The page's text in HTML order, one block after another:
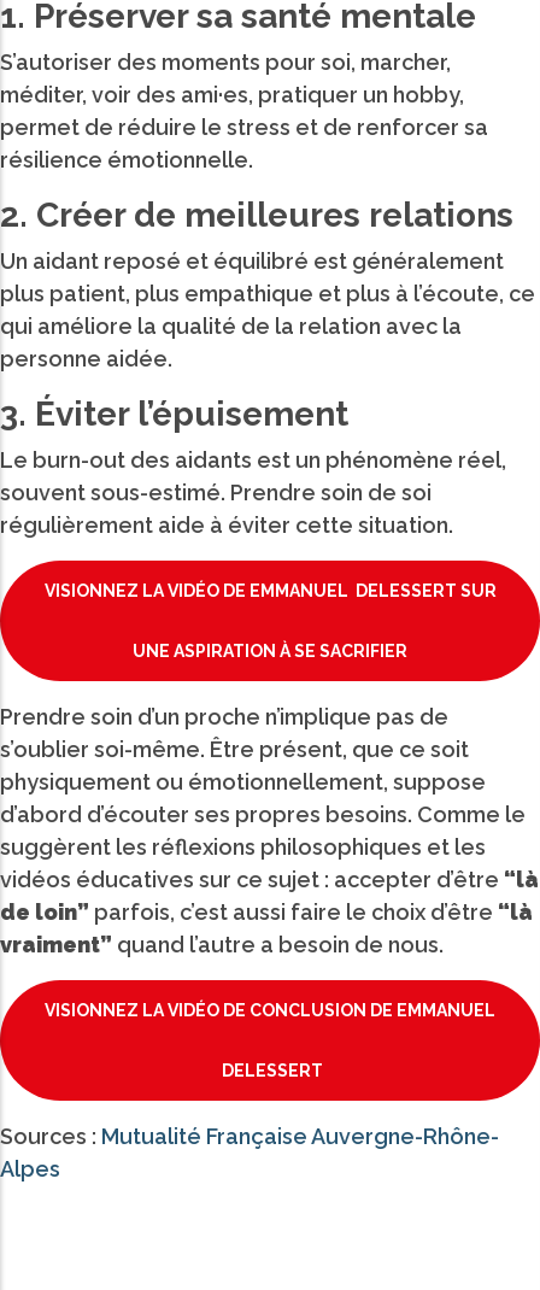
1. Préserver sa santé mentale
S’autoriser des moments pour soi, marcher,
méditer, voir des ami·es, pratiquer un hobby,
permet de réduire le stress et de renforcer sa
résilience émotionnelle.
2. Créer de meilleures relations
Un aidant reposé et équilibré est généralement
plus patient, plus empathique et plus à l’écoute, ce
qui améliore la qualité de la relation avec la
personne aidée.
3. Éviter l’épuisement
Le burn-out des aidants est un phénomène réel,
souvent sous-estimé. Prendre soin de soi
régulièrement aide à éviter cette situation.
VISIONNEZ LA VIDÉO DE EMMANUEL DELESSERT SUR
UNE ASPIRATION À SE SACRIFIER
Prendre soin d’un proche n’implique pas de
s’oublier soi-même. Être présent, que ce soit
physiquement ou émotionnellement, suppose
d’abord d’écouter ses propres besoins. Comme le
suggèrent les réflexions philosophiques et les
vidéos éducatives sur ce sujet : accepter d’être “là
de loin” parfois, c’est aussi faire le choix d’être “là
vraiment” quand l’autre a besoin de nous.
VISIONNEZ LA VIDÉO DE CONCLUSION DE EMMANUEL
DELESSERT
Sources : Mutualité Française Auvergne-Rhône-
Alpes